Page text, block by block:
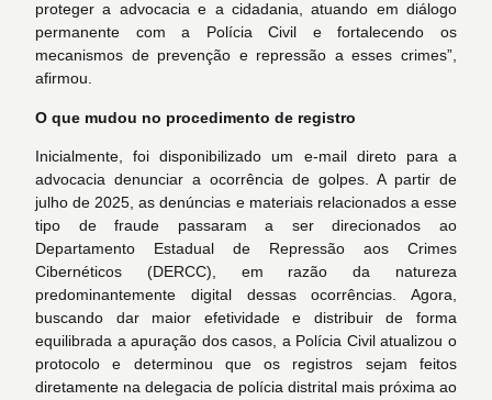
proteger a advocacia e a cidadania, atuando em diálogo
permanente com a Polícia Civil e fortalecendo os
mecanismos de prevenção e repressão a esses crimes”,
afirmou.
O que mudou no procedimento de registro
Inicialmente, foi disponibilizado um e-mail direto para a
advocacia denunciar a ocorrência de golpes. A partir de
julho de 2025, as denúncias e materiais relacionados a esse
tipo de fraude passaram a ser direcionados ao
Departamento Estadual de Repressão aos Crimes
Cibernéticos (DERCC), em razão da natureza
predominantemente digital dessas ocorrências. Agora,
buscando dar maior efetividade e distribuir de forma
equilibrada a apuração dos casos, a Polícia Civil atualizou o
protocolo e determinou que os registros sejam feitos
diretamente na delegacia de polícia distrital mais próxima ao